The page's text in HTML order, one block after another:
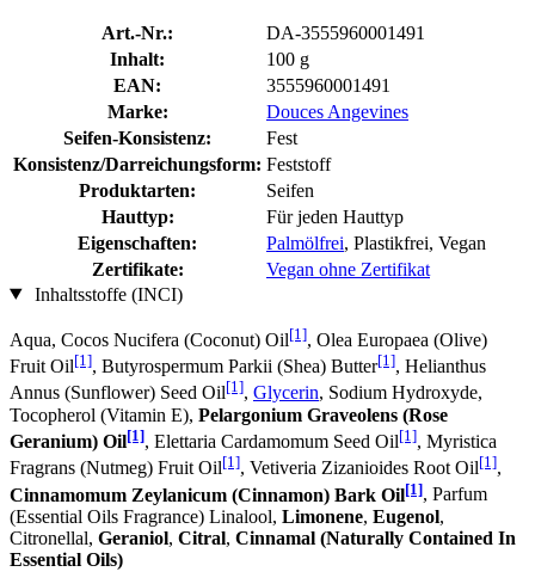
Art.-Nr.:
DA-3555960001491
Inhalt:
100 g
EAN:
3555960001491
Marke:
Douces Angevines
Seifen-Konsistenz:
Fest
Konsistenz/Darreichungsform: Feststoff
Produktarten:
Seifen
Hauttyp:
Für jeden Hauttyp
Eigenschaften:
Palmölfrei, Plastikfrei, Vegan
Zertifikate:
Vegan ohne Zertifikat
Inhaltsstoffe (INCI)
Aqua, Cocos Nucifera (Coconut) Oil[1], Olea Europaea (Olive)
Fruit Oil[1], Butyrospermum Parkii (Shea) Butter[1], Helianthus
Annus (Sunflower) Seed Oil[1], Glycerin, Sodium Hydroxyde,
Tocopherol (Vitamin E), Pelargonium Graveolens (Rose
Geranium) Oil[1], Elettaria Cardamomum Seed Oil[1], Myristica
Fragrans (Nutmeg) Fruit Oil[1], Vetiveria Zizanioides Root Oil[1],
Cinnamomum Zeylanicum (Cinnamon) Bark Oil[1], Parfum
(Essential Oils Fragrance) Linalool, Limonene, Eugenol,
Citronellal, Geraniol, Citral, Cinnamal (Naturally Contained In
Essential Oils)